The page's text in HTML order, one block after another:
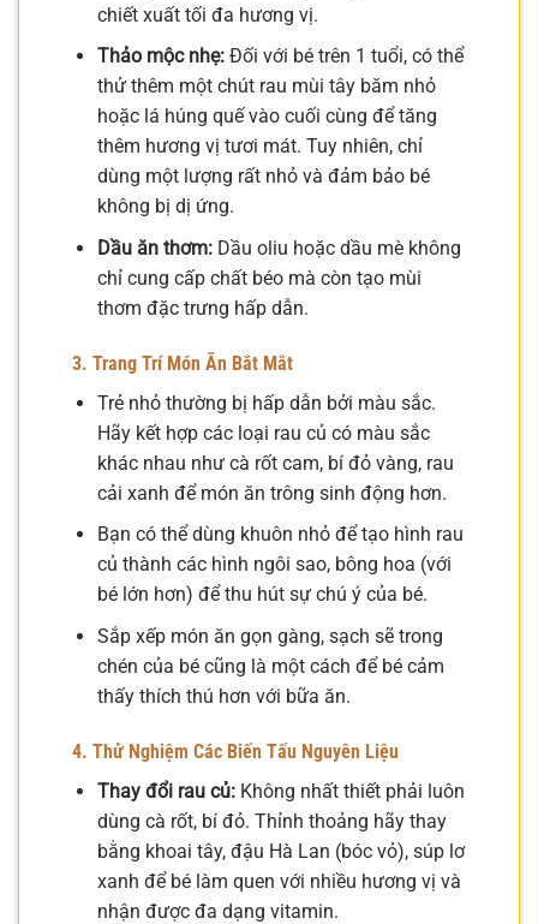
chiết xuất tối đa hương vị.
Thảo mộc nhẹ:Đối với bé trên 1 tuổi, có thể
thử thêm một chút rau mùi tây băm nhỏ
hoặc lá húng quế vào cuối cùng để tăng
thêm hương vị tươi mát. Tuy nhiên, chỉ
dùng một lượng rất nhỏ và đảm bảo bé
không bị dị ứng.
Dầu ăn thơm:Dầu oliu hoặc dầu mè không
chỉ cung cấp chất béo mà còn tạo mùi
thơm đặc trưng hấp dẫn.
3. Trang Trí Món Ăn Bắt Mắt
Trẻ nhỏ thường bị hấp dẫn bởi màu sắc.
Hãy kết hợp các loại rau củ có màu sắc
khác nhau như cà rốt cam, bí đỏ vàng, rau
cải xanh để món ăn trông sinh động hơn.
Bạn có thể dùng khuôn nhỏ để tạo hình rau
củ thành các hình ngôi sao, bông hoa (với
bé lớn hơn) để thu hút sự chú ý của bé.
Sắp xếp món ăn gọn gàng, sạch sẽ trong
chén của bé cũng là một cách để bé cảm
thấy thích thú hơn với bữa ăn.
4. Thử Nghiệm Các Biến Tấu Nguyên Liệu
Thay đổi rau củ:Không nhất thiết phải luôn
dùng cà rốt, bí đỏ. Thỉnh thoảng hãy thay
bằng khoai tây, đậu Hà Lan (bóc vỏ), súp lơ
xanh để bé làm quen với nhiều hương vị và
nhận được đa dạng vitamin.